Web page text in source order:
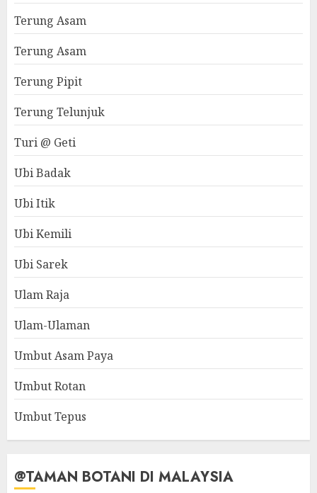
Terung Asam
Terung Asam
Terung Pipit
Terung Telunjuk
Turi @ Geti
Ubi Badak
Ubi Itik
Ubi Kemili
Ubi Sarek
Ulam Raja
Ulam-Ulaman
Umbut Asam Paya
Umbut Rotan
Umbut Tepus
@TAMAN BOTANI DI MALAYSIA